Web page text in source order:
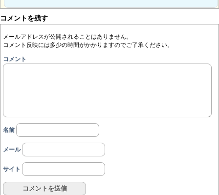
コメントを残す
メールアドレスが公開されることはありません。
コメント反映には多少の時間がかかりますのでご了承ください。
コメント
名前
メール
サイト